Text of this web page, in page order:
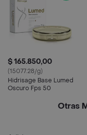
$ 165.850,00
(15077.28/g)
Hidrisage Base Lumed
Oscuro Fps 50
Otras